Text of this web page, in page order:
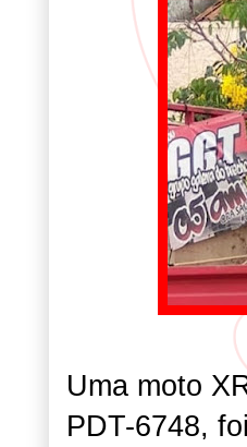
Uma moto
PDT-6748,